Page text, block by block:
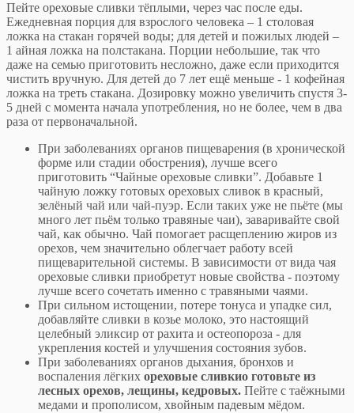
Пейте ореховые сливки тёплыми, через час после еды.
Ежедневная порция для взрослого человека – 1 столовая
ложка на стакан горячей воды; для детей и пожилых людей –
1 айная ложка на полстакана. Порции небольшие, так что
даже на семью приготовить несложно, даже если приходится
чистить вручную. Для детей до 7 лет ещё меньше - 1 кофейная
ложка на треть стакана. Дозировку можно увеличить спустя 3-
5 дней с момента начала употребления, но не более, чем в два
раза от первоначальной.
При заболеваниях органов пищеварения (в хронической
форме или стадии обострения), лучше всего
приготовить “Чайные ореховые сливки”. Добавьте 1
чайную ложку готовых ореховых сливок в красный,
зелёный чай или чай-пуэр. Если таких уже не пьёте (мы
много лет пьём только травяные чаи), заваривайте свой
чай, как обычно. Чай помогает расщеплению жиров из
орехов, чем значительно облегчает работу всей
пищеварительной системы. В зависимости от вида чая
ореховые сливки приобретут новые свойства - поэтому
лучше всего сочетать именно с травяными чаями.
При сильном истощении, потере тонуса и упадке сил,
добавляйте сливки в козье молоко, это настоящий
целебный эликсир от рахита и остеопороза - для
укрепления костей и улучшения состояния зубов.
При заболеваниях органов дыхания, бронхов и
воспаления лёгких ореховые сливкио готовьте из
лесных орехов, лещины, кедровых. Пейте с таёжными
медами и прополисом, хвойным падевым мёдом.